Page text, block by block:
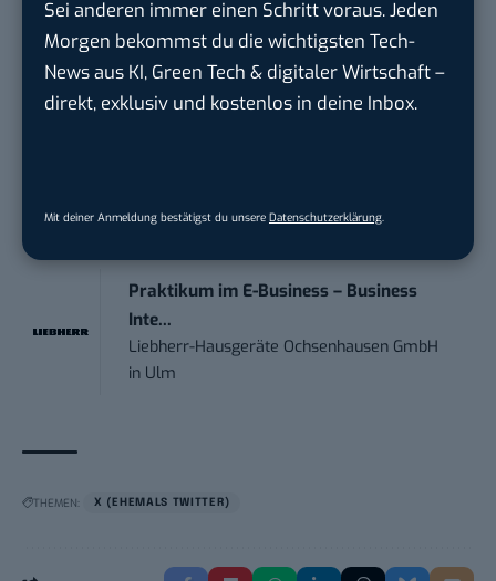
Sei anderen immer einen Schritt voraus. Jeden
Morgen bekommst du die wichtigsten Tech-
News aus KI, Green Tech & digitaler Wirtschaft –
direkt, exklusiv und kostenlos in deine Inbox.
Mit deiner Anmeldung bestätigst du unsere Datenschutzerklärung.
Online Marketing Manager (w/m/d)
1&1 inMontabaur, München
Stuttgart
Praktikum im E-Business – Business
Inte...
Liebherr-Hausgeräte Ochsenhausen GmbH
in Ulm
THEMEN: X (EHEMALS TWITTER)